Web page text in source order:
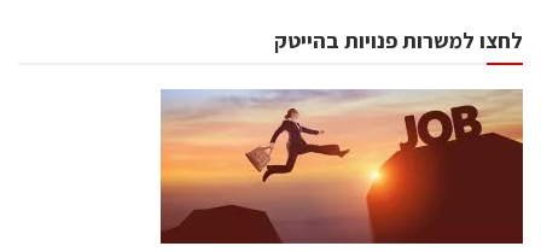
לחצו למשרות פנויות בהייטק